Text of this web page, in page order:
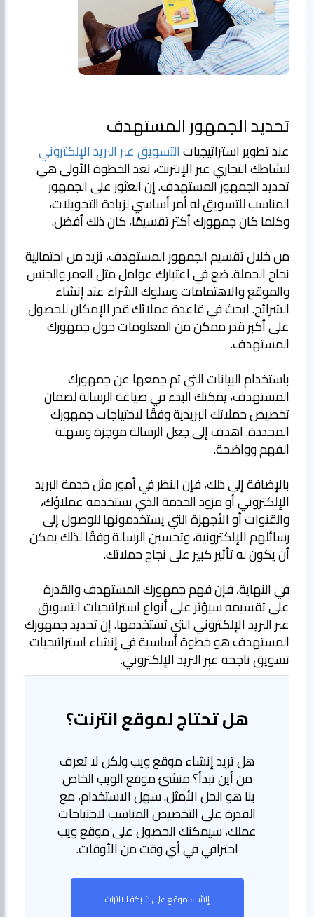
تحديد الجمهور المستهدف
عند تطوير استراتيجياتالتسويق عبر البريد الإلكتروني
لنشاطك التجاري عبر الإنترنت، تعد الخطوة الأولى هي
تحديد الجمهور المستهدف. إن العثور على الجمهور
المناسب للتسويق له أمر أساسي لزيادة التحويلات،
من خلال تقسيم الجمهور المستهدف، تزيد من احتمالية
نجاح الحملة. ضع في اعتبارك عوامل مثل العمر والجنس
والموقع والاهتمامات وسلوك الشراء عند إنشاء
الشرائح. ابحث في قاعدة عملائك قدر الإمكان للحصول
على أكبر قدر ممكن من المعلومات حول جمهورك
باستخدام البيانات التي تم جمعها عن جمهورك
المستهدف، يمكنك البدء في صياغة الرسالة لضمان
تخصيص حملاتك البريدية وفقًا لاحتياجات جمهورك
المحددة. اهدف إلى جعل الرسالة موجزة وسهلة
بالإضافة إلى ذلك، فإن النظر في أمور مثل خدمة البريد
الإلكتروني أو مزود الخدمة الذي يستخدمه عملاؤك،
والقنوات أو الأجهزة التي يستخدمونها للوصول إلى
رسائلهم الإلكترونية، وتحسين الرسالة وفقًا لذلك يمكن
في النهاية، فإن فهم جمهورك المستهدف والقدرة
على تقسيمه سيؤثر على أنواع استراتيجيات التسويق
عبر البريد الإلكتروني التي تستخدمها. إن تحديد جمهورك
المستهدف هو خطوة أساسية في إنشاء استراتيجيات
تسويق ناجحة عبر البريد الإلكتروني.
هل تحتاج لموقع انترنت؟
هل تريد إنشاء موقع ويب ولكن لا تعرف
من أين تبدأ؟ منشئ موقع الويب الخاص
بنا هو الحل الأمثل. سهل الاستخدام، مع
القدرة على التخصيص المناسب لاحتياجات
عملك، سيمكنك الحصول على موقع ويب
احترافي في أي وقت من الأوقات.
إنشاء موقع على شبكة الانترنت